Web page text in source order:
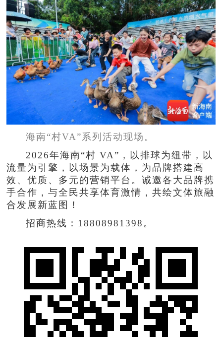
海南“村VA”系列活动现场。
2026年海南“村 VA”，以排球为纽带，以
流量为引擎，以场景为载体，为品牌搭建高
效、优质、多元的营销平台。诚邀各大品牌携
手合作，与全民共享体育激情，共绘文体旅融
合发展新蓝图！
招商热线：18808981398。